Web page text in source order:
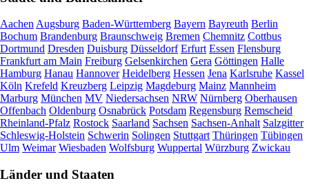
Aachen Augsburg Baden-Württemberg Bayern Bayreuth Berlin
Bochum Brandenburg Braunschweig Bremen Chemnitz Cottbus
Dortmund Dresden Duisburg Düsseldorf Erfurt Essen Flensburg
Frankfurt am Main Freiburg Gelsenkirchen Gera Göttingen Halle
Hamburg Hanau Hannover Heidelberg Hessen Jena Karlsruhe Kassel
Köln Krefeld Kreuzberg Leipzig Magdeburg Mainz Mannheim
Marburg München MV Niedersachsen NRW Nürnberg Oberhausen
Offenbach Oldenburg Osnabrück Potsdam Regensburg Remscheid
Rheinland-Pfalz Rostock Saarland Sachsen Sachsen-Anhalt Salzgitter
Schleswig-Holstein Schwerin Solingen Stuttgart Thüringen Tübingen
Ulm Weimar Wiesbaden Wolfsburg Wuppertal Würzburg Zwickau
Länder und Staaten